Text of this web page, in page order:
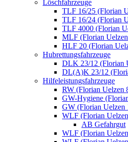
Löschfahrzeuge
TLF 16/25 (Florian
TLF 16/24 (Florian
TLF 4000 (Florian
MLF (Florian
HLF 20 (Florian
Hubrettungsfahrzeuge
DLK 23/12 (Florian
DL(A)K 23/12
Hilfeleistungsfahrzeuge
RW (Florian Uelzen
GW-Hygiene
GW (Florian Uelzen
WLF (Florian
AB Gefahrgut
WLF (Florian